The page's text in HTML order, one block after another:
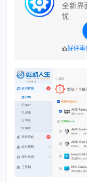
全新界
忧
好评率